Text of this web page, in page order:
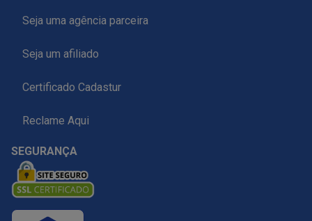
Seja uma agência parceira
Seja um afiliado
Certificado Cadastur
Reclame Aqui
SEGURANÇA